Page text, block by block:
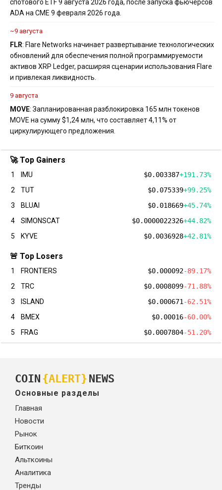
спотового ETF 9 августа 2026 года, после запуска фьючерсов
ADA на CME 9 февраля 2026 года.
~9 августа
FLR: Flare Networks начинает развертывание технологических
обновлений для обеспечения полной программируемости
активов XRP Ledger, расширяя сценарии использования Flare
и привлекая ликвидность.
9 августа
MOVE: Запланированная разблокировка 165 млн токенов
MOVE на сумму $1,24 млн, что составляет 4,11% от
циркулирующего предложения.
🚀 Top Gainers
1 IMU $0.003387+191.73%
2
TUT $0.075339+99.25%
3
BLUAI $0.018669+45.74%
4
SIMONSCAT $0.0000022326+44.82%
5
KYVE $0.0036928+42.81%
🚨 Top Losers
1 FRONTIERS $0.000092-89.17%
2
TRC $0.0008099-71.88%
3
ISLAND $0.000671 -62.51%
4
BMEX $0.00016-60.00%
5
FRAG $0.0007804-51.20%
COIN {ALERT} NEWS
Основные разделы
Главная
Новости
Рынок
Биткоин
Альткоины
Аналитика
Тренды